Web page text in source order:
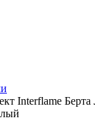
Interflame